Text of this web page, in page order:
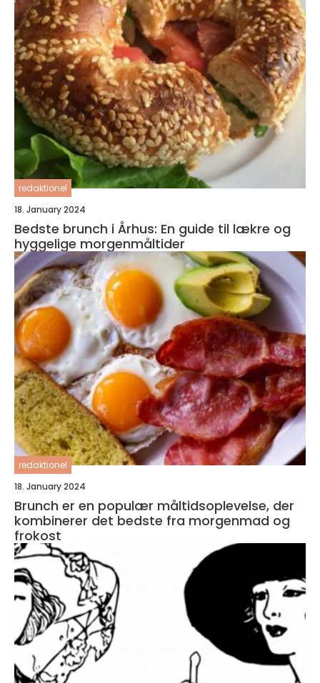
redaktionel
18. January 2024
Bedste brunch i Århus: En guide til lækre og
hyggelige morgenmåltider
redaktionel
18. January 2024
Brunch er en populær måltidsoplevelse, der
kombinerer det bedste fra morgenmad og
frokost